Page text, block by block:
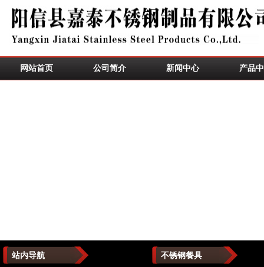
网站首页 公司简介 新闻中心 产品
不锈钢餐具
站内导航